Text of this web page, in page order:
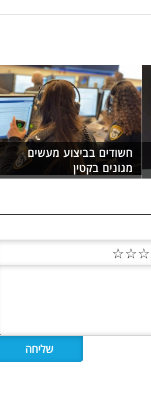
חשודים בביצוע מעשים
מגונים בקטין
☆
☆
☆